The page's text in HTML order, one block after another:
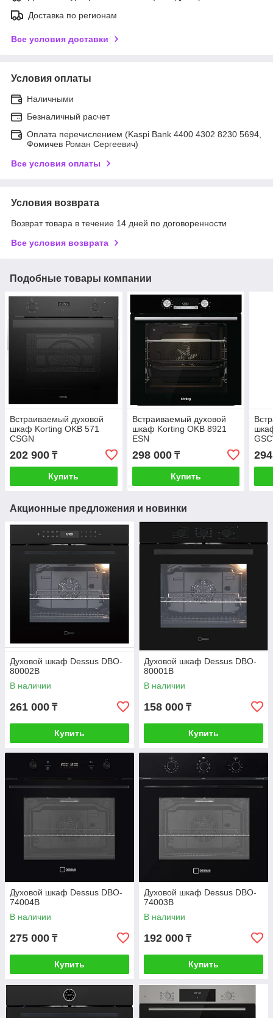
Доставка по регионам
Все условия доставки
Условия оплаты
Наличными
Безналичный расчет
Оплата перечислением (Kaspi Bank 4400 4302 8230 5694,
Фомичев Роман Сергеевич)
Все условия оплаты
Условия возврата
Возврат товара в течение 14 дней по договоренности
Все условия возврата
Подобные товары компании
Встраиваемый духовой
шкаф Korting OKB 571
CSGN
202 900 ₸
Купить
Встраиваемый духовой
шкаф Korting OKB 8921
ESN
298 000₸
Купить
Акционные предложения и новинки
Духовой шкаф Dessus DBO-
80002B
В наличии
261 000 ₸
Купить
Духовой шкаф Dessus DBO-
80001B
В наличии
158 000 ₸
Купить
Духовой шкаф Dessus DBO-
74004B
В наличии
275 000 ₸
Купить
Духовой шкаф Dessus DBO-
74003B
В наличии
192 000 ₸
Купить